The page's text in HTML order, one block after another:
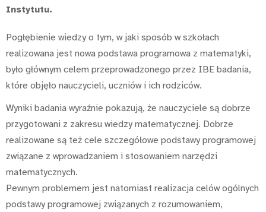
Instytutu.
Pogłębienie wiedzy o tym, w jaki sposób w szkołach
realizowana jest nowa podstawa programowa z matematyki,
było głównym celem przeprowadzonego przez IBE badania,
które objęło nauczycieli, uczniów i ich rodziców.
Wyniki badania wyraźnie pokazują, że nauczyciele są dobrze
przygotowani z zakresu wiedzy matematycznej. Dobrze
realizowane są też cele szczegółowe podstawy programowej
związane z wprowadzaniem i stosowaniem narzędzi
matematycznych.
Pewnym problemem jest natomiast realizacja celów ogólnych
podstawy programowej związanych z rozumowaniem,